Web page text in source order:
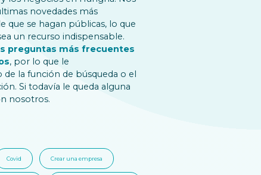
novedades más
que se hagan públicas, lo que
un recurso indispensable.
preguntas más frecuentes
, por lo que le
la función de búsqueda o el
Si todavía le queda alguna
nosotros.
Covid Crear una empresa